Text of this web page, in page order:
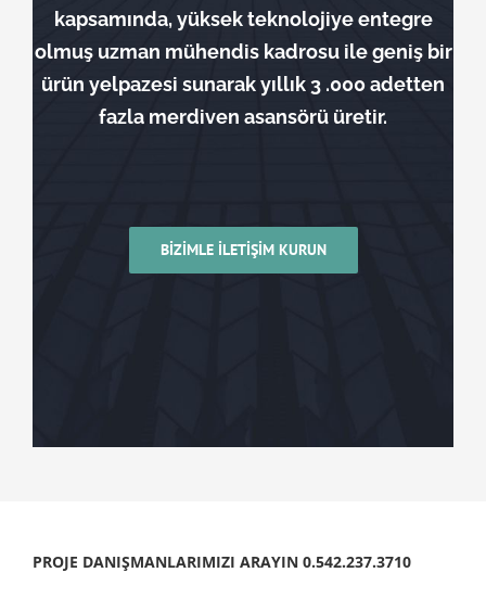
kapsamında, yüksek teknolojiye entegre
olmuş uzman mühendis kadrosu ile geniş bir
ürün yelpazesi sunarak yıllık 3 .000 adetten
fazla merdiven asansörü üretir.
BİZİMLE İLETİŞİM KURUN
PROJE DANIŞMANLARIMIZI ARAYIN 0.542.237.3710